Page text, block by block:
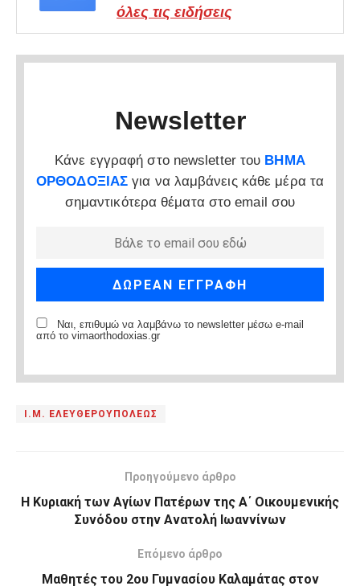
όλες τις ειδήσεις
Newsletter
Κάνε εγγραφή στο newsletter του ΒΗΜΑ
ΟΡΘΟΔΟΞΙΑΣ για να λαμβάνεις κάθε μέρα τα
σημαντικότερα θέματα στο email σου
Ναι, επιθυμώ να λαμβάνω το newsletter μέσω e-mail
από το vimaorthodoxias.gr
Ι.Μ. ΕΛΕΥΘΕΡΟΥΠΟΛΕΩΣ
Προηγούμενο άρθρο
Η Κυριακή των Αγίων Πατέρων της Α΄ Οικουμενικής
Συνόδου στην Ανατολή Ιωαννίνων
Επόμενο άρθρο
Μαθητές του 2ου Γυμνασίου Καλαμάτας στον